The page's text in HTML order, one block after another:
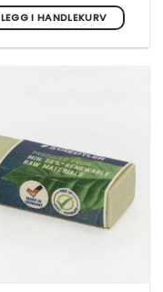
LEGG I HANDLEKURV